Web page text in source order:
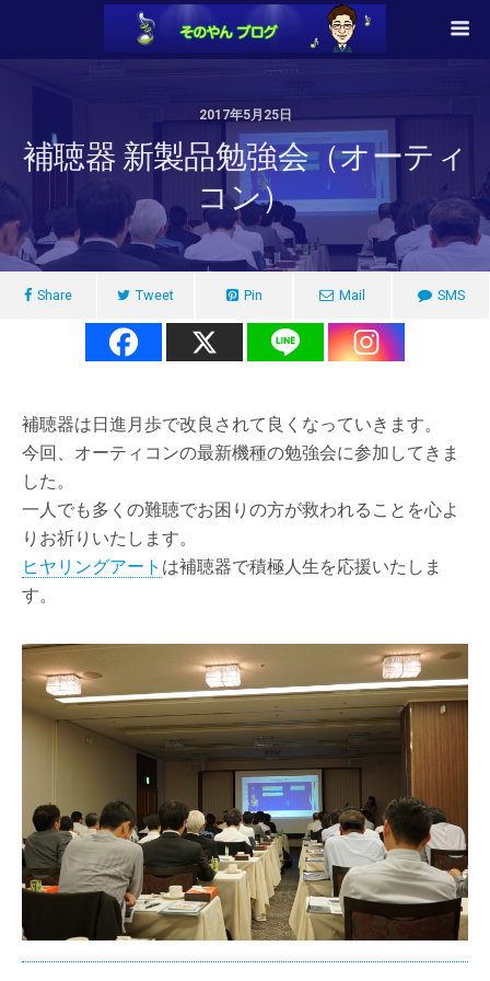
2017年5月25日
補聴器 新製品勉強会（オーティ
コン）
Share Tweet Pin Mail SMS
補聴器は日進月歩で改良されて良くなっていきます。
今回、オーティコンの最新機種の勉強会に参加してきま
した。
一人でも多くの難聴でお困りの方が救われることを心よ
りお祈りいたします。
ヒヤリングアート は補聴器で積極人生を応援いたしま
す。